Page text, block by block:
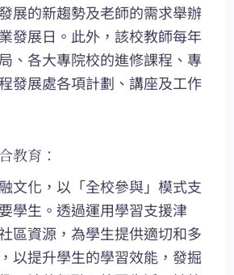
展的新趨勢及老師的需求舉辦
發展日。此外，該校教師每年
、各大專院校的進修課程、專
發展處各項計劃、講座及工作
教育：
文化，以「全校參與」模式支
學生。透過運用學習支援津
區資源，為學生提供適切和多
以提升學生的學習效能，發掘